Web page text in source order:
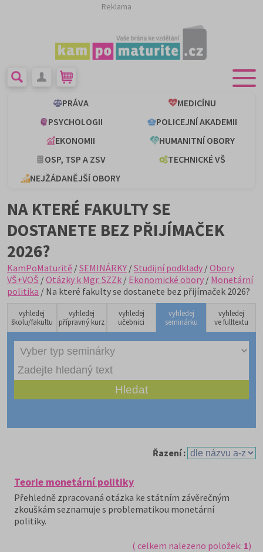
Reklama
PRÁVA
MEDICÍNU
PSYCHOLOGII
POLICEJNÍ AKADEMII
EKONOMII
HUMANITNÍ OBORY
OSP, TSP A ZSV
TECHNICKÉ VŠ
NEJŽÁDANĚJŠÍ OBORY
NA KTERÉ FAKULTY SE
DOSTANETE BEZ PŘIJÍMAČEK
2026?
KamPoMaturitě /SEMINÁRKY /Studijní podklady /Obory
VŠ+VOŠ /Otázky k Mgr. SZZk / Ekonomické obory / Monetární
politika / Na které fakulty se dostanete bez přijímaček 2026?
vyhledej
školu/fakultu
vyhledej
přípravný kurz
vyhledej
učebnici
vyhledej
seminárku
vyhledej
ve fulltextu
Řazení :
Teorie monetární politiky
Přehledně zpracovaná otázka ke státním závěrečným
zkouškám seznamuje s problematikou monetární
politiky.
( celkem nalezeno položek: 1)